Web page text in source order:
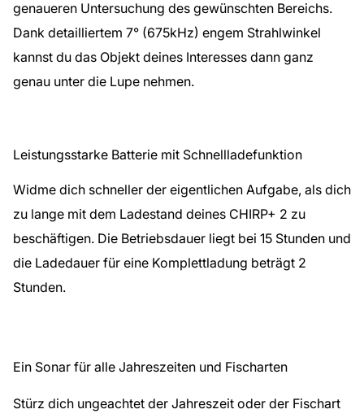
genaueren Untersuchung des gewünschten Bereichs.
Dank detailliertem 7° (675kHz) engem Strahlwinkel
kannst du das Objekt deines Interesses dann ganz
genau unter die Lupe nehmen.
Leistungsstarke Batterie mit Schnellladefunktion
Widme dich schneller der eigentlichen Aufgabe, als dich
zu lange mit dem Ladestand deines CHIRP+ 2 zu
beschäftigen. Die Betriebsdauer liegt bei 15 Stunden und
die Ladedauer für eine Komplettladung beträgt 2
Stunden.
Ein Sonar für alle Jahreszeiten und Fischarten
Stürz dich ungeachtet der Jahreszeit oder der Fischart